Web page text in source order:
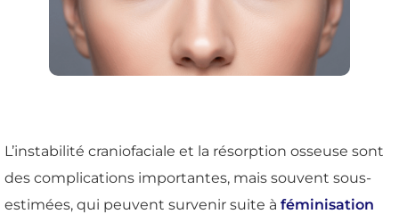
L’instabilité craniofaciale et la résorption osseuse sont
des complications importantes, mais souvent sous-
estimées, qui peuvent survenir suite à féminisation